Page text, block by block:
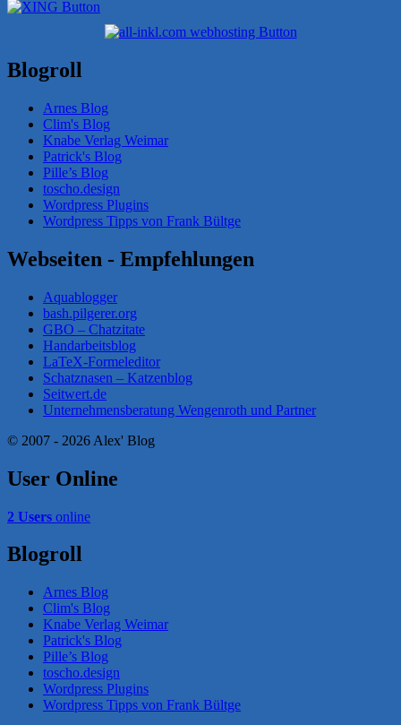
Blogroll
Arnes Blog
Clim's Blog
Knabe Verlag Weimar
Patrick's Blog
Pille’s Blog
toscho.design
Wordpress Plugins
Wordpress Tipps von Frank Bültge
Webseiten - Empfehlungen
Aquablogger
bash.pilgerer.org
GBO – Chatzitate
Handarbeitsblog
LaTeX-Formeleditor
Schatznasen – Katzenblog
Seitwert.de
Unternehmensberatung Wengenroth und Partner
© 2007 - 2026 Alex' Blog
User Online
2 Users online
Blogroll
Arnes Blog
Clim's Blog
Knabe Verlag Weimar
Patrick's Blog
Pille’s Blog
toscho.design
Wordpress Plugins
Wordpress Tipps von Frank Bültge